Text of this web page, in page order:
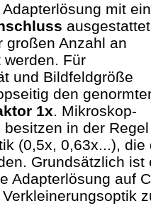
mit
ausgestattet
großen Anzahl an
Für
und Bildfeldgröße
den
1x. Mikroskop-
in der Regel
(0,5x, 0,63x...), die
Grundsätzlich ist
Adapterlösung auf